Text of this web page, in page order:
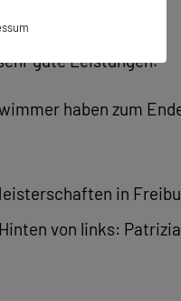
Bronzemedaille ab.
gute Leistungen.
haben zum
in
von links: